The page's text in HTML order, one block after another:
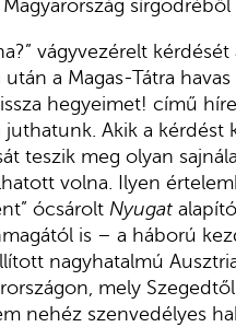
vágyvezérelt
a Magas-Tátra havas
hegyeimet! című
Akik a kérdést
teszik meg olyan
volna. Ilyen
ócsárolt Nyugat
is – a háború
nagyhatalmú
mely
nehéz szenvedélyes